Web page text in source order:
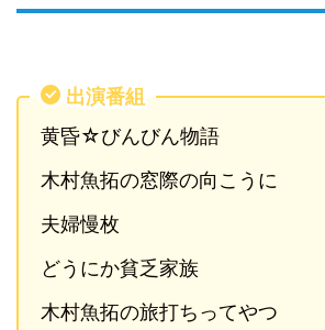
出演番組
黄昏☆びんびん物語
木村魚拓の窓際の向こうに
夫婦慢枚
どうにか貧乏家族
木村魚拓の旅打ちってやつ